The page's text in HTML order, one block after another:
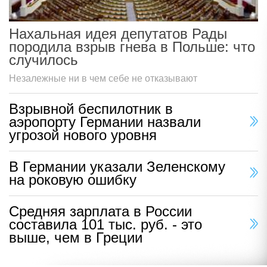
Нахальная идея депутатов Рады
породила взрыв гнева в Польше: что
случилось
Незалежные ни в чем себе не отказывают
Взрывной беспилотник в
аэропорту Германии назвали
угрозой нового уровня
В Германии указали Зеленскому
на роковую ошибку
Средняя зарплата в России
составила 101 тыс. руб. - это
выше, чем в Греции